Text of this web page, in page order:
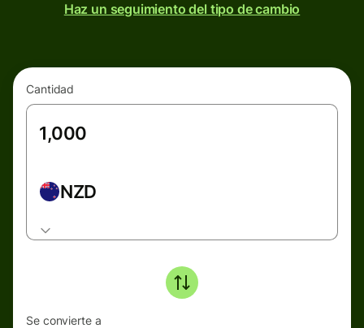
Haz un seguimiento del tipo de cambio
Cantidad
NZD
Se convierte a